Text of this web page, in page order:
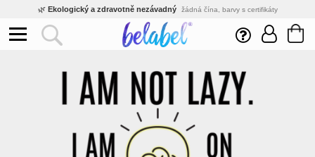
🌿 Ekologický a zdravotně nezávadný žádná čína, barvy s certifikáty
Inovativní výroba vlastní vývoj, nejnovější technologie
Rychlé dodání expedujeme do 24h
Kvalita pod kontrolou jsme přímý výrobce, žádný zprostředkovatel
Eshop s tradicí od roku 2010 tisíce spokojených zákazníků